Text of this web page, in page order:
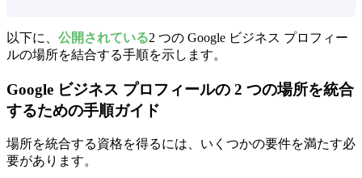
以下に、 公開されている2 つの Google ビジネス プロフィー
ルの場所を結合する手順を示します。
Google ビジネス プロフィールの 2 つの場所を統合
するための手順ガイド
場所を統合する資格を得るには、いくつかの要件を満たす必
要があります。